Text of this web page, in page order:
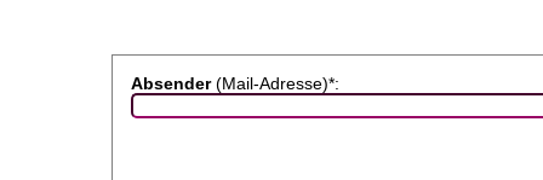
Absender(Mail-Adresse)*: